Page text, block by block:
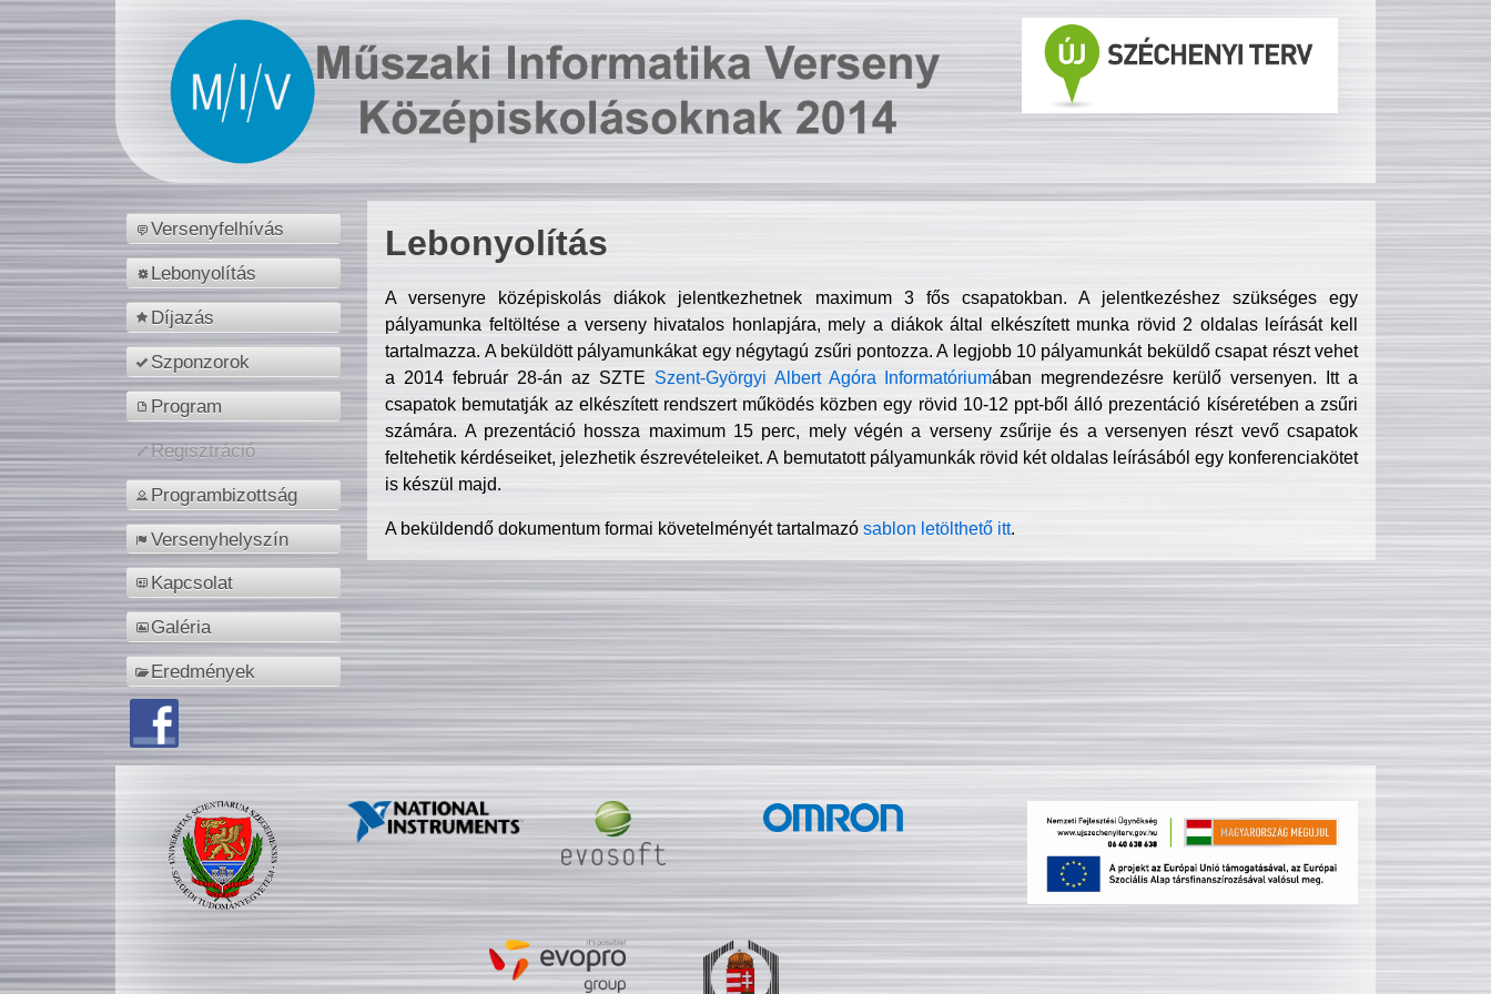
Versenyfelhívás
Lebonyolítás
Díjazás
Szponzorok
Program
Regisztráció
Programbizottság
Versenyhelyszín
Kapcsolat
Galéria
Eredmények
Lebonyolítás
A versenyre középiskolás diákok jelentkezhetnek maximum 3 fős csapatokban. A jelentkezéshez szükséges egy
pályamunka feltöltése a verseny hivatalos honlapjára, mely a diákok által elkészített munka rövid 2 oldalas leírását kell
tartalmazza. A beküldött pályamunkákat egy négytagú zsűri pontozza. A legjobb 10 pályamunkát beküldő csapat részt vehet
a 2014 február 28-án az SZTE Szent-Györgyi Albert Agóra Informatóriumában megrendezésre kerülő versenyen. Itt a
csapatok bemutatják az elkészített rendszert működés közben egy rövid 10-12 ppt-ből álló prezentáció kíséretében a zsűri
számára. A prezentáció hossza maximum 15 perc, mely végén a verseny zsűrije és a versenyen részt vevő csapatok
feltehetik kérdéseiket, jelezhetik észrevételeiket. A bemutatott pályamunkák rövid két oldalas leírásából egy konferenciakötet
is készül majd.
A beküldendő dokumentum formai követelményét tartalmazósablon letölthető itt.